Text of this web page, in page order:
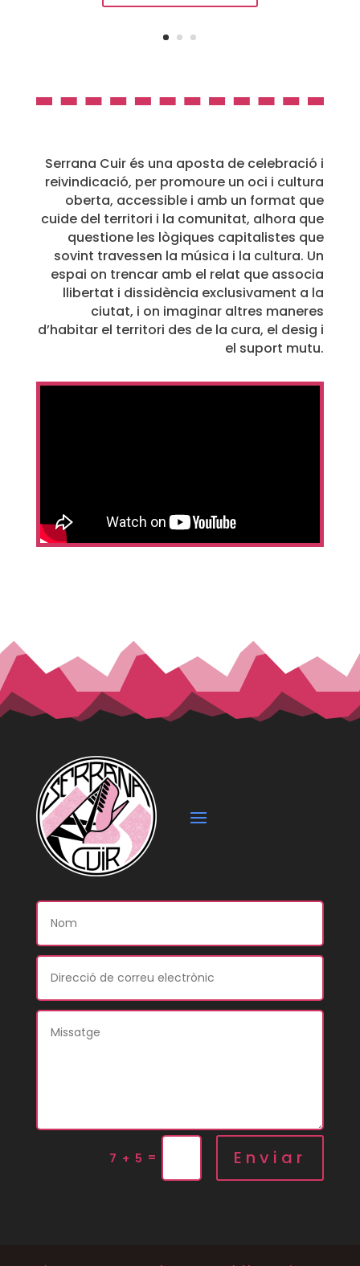
Serrana Cuir és una aposta de celebració i
reivindicació, per promoure un oci i cultura
oberta, accessible i amb un format que
cuide del territori i la comunitat, alhora que
questione les lògiques capitalistes que
sovint travessen la música i la cultura. Un
espai on trencar amb el relat que associa
llibertat i dissidència exclusivament a la
ciutat, i on imaginar altres maneres
d’habitar el territori des de la cura, el desig i
el suport mutu.
7 + 5 = Enviar